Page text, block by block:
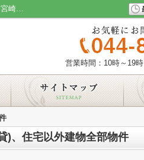
築年数7年以内,の武蔵新城駅周辺の賃貸、店舗、事務所、土地(賃貸)、住宅以外建物全部物件｜宮崎台の賃貸情報や法人契約ならマイホームワン
営業時間：10時～19時
)、住宅以外建物全部物件